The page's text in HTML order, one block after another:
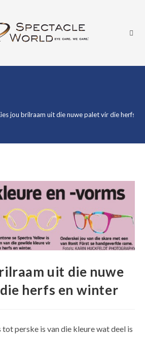
jou brilraam uit die nuwe palet vir die herfs
uit die nuwe
herfs en winter
tot perske is van die kleure wat deel is